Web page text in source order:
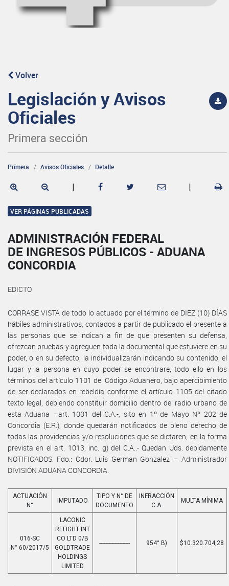
Volver
Legislación y Avisos
Oficiales
Primera sección
Primera Avisos Oficiales Detalle
| |
VER PÁGINAS PUBLICADAS
ADMINISTRACIÓN FEDERAL
DE INGRESOS PÚBLICOS - ADUANA
CONCORDIA
EDICTO
CORRASE VISTA de todo lo actuado por el término de DIEZ (10) DÍAS
hábiles administrativos, contados a partir de publicado el presente a
las personas que se indican a fin de que presenten su defensa,
ofrezcan pruebas y agreguen toda la documental que estuviere en su
poder, o en su defecto, la individualizarán indicando su contenido, el
lugar y la persona en cuyo poder se encontrare, todo ello en los
términos del artículo 1101 del Código Aduanero, bajo apercibimiento
de ser declarados en rebeldía conforme el artículo 1105 del citado
texto legal, debiendo constituir domicilio dentro del radio urbano de
esta Aduana –art. 1001 del C.A.-, sito en 1º de Mayo Nº 202 de
Concordia (E.R.), donde quedarán notificados de pleno derecho de
todas las providencias y/o resoluciones que se dictaren, en la forma
prevista en el art. 1013, inc. g) del C.A..- Quedan Uds. debidamente
NOTIFICADOS. Fdo.: Cdor. Luis German Gonzalez – Administrador
DIVISIÓN ADUANA CONCORDIA.
ACTUACIÓN
N°
IMPUTADO
TIPO Y N° DE
DOCUMENTO
INFRACCIÓN
C.A.
MULTA MÍNIMA
016-SC
N° 60/2017/5
LACONIC
REFIGHT INT
CO LTD 0/B
GOLDTRADE
HOLDINGS
LIMITED
-------------------- 954° B) $10.320.704,28